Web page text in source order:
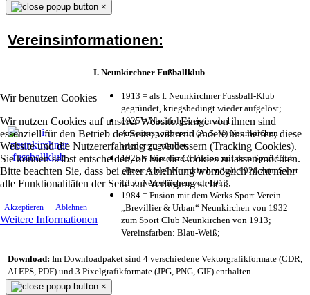
Wir benutzen Cookies
Wir nutzen Cookies auf unserer Website. Einige von ihnen sind
essenziell für den Betrieb der Seite, während andere uns helfen, diese
Website und die Nutzererfahrung zu verbessern (Tracking Cookies).
Sie können selbst entscheiden, ob Sie die Cookies zulassen möchten.
Bitte beachten Sie, dass bei einer Ablehnung womöglich nicht mehr
alle Funktionalitäten der Seite zur Verfügung stehen.
Akzeptieren Ablehnen
Weitere Informationen
×
Vereinsinformationen:
I. Neunkirchner Fußballklub
1913 = als I. Neunkirchner Fussball-Klub
gegründet, kriegsbedingt wieder aufgelöst;
1925 = Nachfolgeverein als 1.
Arbeitersportverein (A. S. V.) Neunkirchen
wieder gegründet;
1925 = kurz darauf Fusion mit dem Sport Club
„Bewegung“ Neunkirchen von 1920 zum Sport
Club Neunkirchen von 1913;
1984 = Fusion mit dem Werks Sport Verein
„Brevillier & Urban“ Neunkirchen von 1932
zum Sport Club Neunkirchen von 1913;
Vereinsfarben: Blau-Weiß;
Download: Im Downloadpaket sind 4 verschiedene Vektorgrafikformate (CDR,
AI EPS, PDF) und 3 Pixelgrafikformate (JPG, PNG, GIF) enthalten.
×